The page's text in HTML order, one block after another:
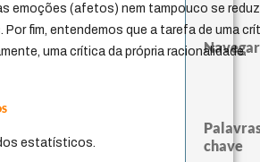
emoções (afetos) nem tampouco se
Por fim, entendemos que a tarefa de uma
uma crítica da própria racionalidade.
estatísticos.
Navegar
chave